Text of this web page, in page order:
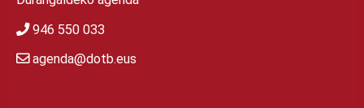
946 550 033
agenda@dotb.eus